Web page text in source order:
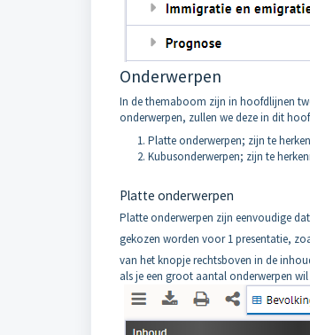
Onderwerpen
In de themaboom zijn in hoofdlijnen
onderwerpen, zullen we deze in dit
Platte onderwerpen; zijn te
Kubusonderwerpen; zijn te
Platte onderwerpen
Platte onderwerpen zijn eenvoudige
gekozen worden voor 1 presentatie,
van het knopje rechtsboven in de
als je een groot aantal onderwerpen